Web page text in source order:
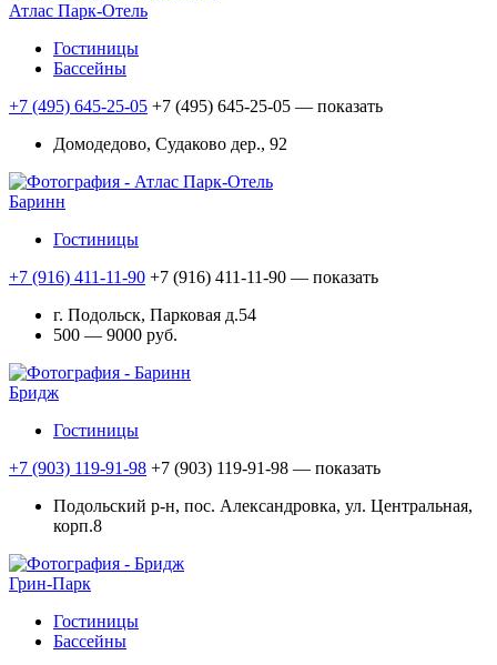
Атлас Парк-Отель
Гостиницы
Бассейны
+7 (495) 645-25-05 +7 (495) 645-25-05 — показать
Домодедово, Судаково дер., 92
Баринн
Гостиницы
+7 (916) 411-11-90 +7 (916) 411-11-90 — показать
г. Подольск, Парковая д.54
500 — 9000 руб.
Бридж
Гостиницы
+7 (903) 119-91-98 +7 (903) 119-91-98 — показать
Подольский р-н, пос. Александровка, ул. Центральная,
корп.8
Грин-Парк
Гостиницы
Бассейны